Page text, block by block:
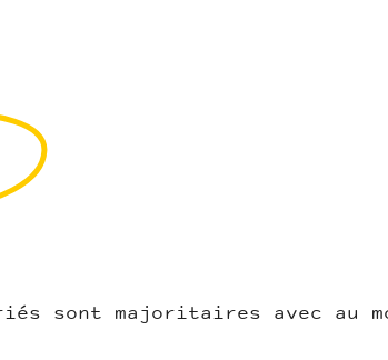
sont majoritaires avec au